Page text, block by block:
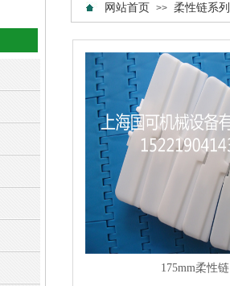
网站首页 >> 柔性链系列
175mm柔性链